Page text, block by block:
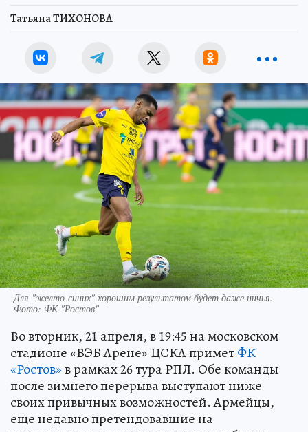
Татьяна ТИХОНОВА
Для "желто-синих" хорошим результатом будет даже ничья.
Фото: ФК "Ростов"
Во вторник, 21 апреля, в 19:45 на московском
стадионе «ВЭБ Арене» ЦСКА приметФК
«Ростов»в рамках 26 тура РПЛ. Обе команды
после зимнего перерыва выступают ниже
своих привычных возможностей. Армейцы,
еще недавно претендовавшие на